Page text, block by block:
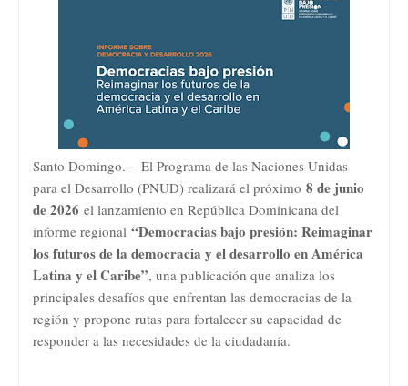
Santo Domingo. – El Programa de las Naciones Unidas
para el Desarrollo (PNUD) realizará el próximo 8 de junio
de 2026 el lanzamiento en República Dominicana del
informe regional “Democracias bajo presión: Reimaginar
los futuros de la democracia y el desarrollo en América
Latina y el Caribe”, una publicación que analiza los
principales desafíos que enfrentan las democracias de la
región y propone rutas para fortalecer su capacidad de
responder a las necesidades de la ciudadanía.